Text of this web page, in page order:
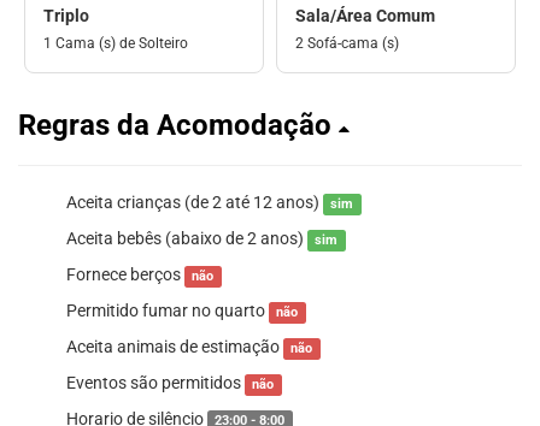
Triplo
1 Cama (s) de Solteiro
Sala/Área Comum
2 Sofá-cama (s)
Regras da Acomodação
Aceita crianças (de 2 até 12 anos) sim
Aceita bebês (abaixo de 2 anos) sim
Fornece berços não
Permitido fumar no quarto não
Aceita animais de estimação não
Eventos são permitidos não
Horario de silêncio 23:00 - 8:00